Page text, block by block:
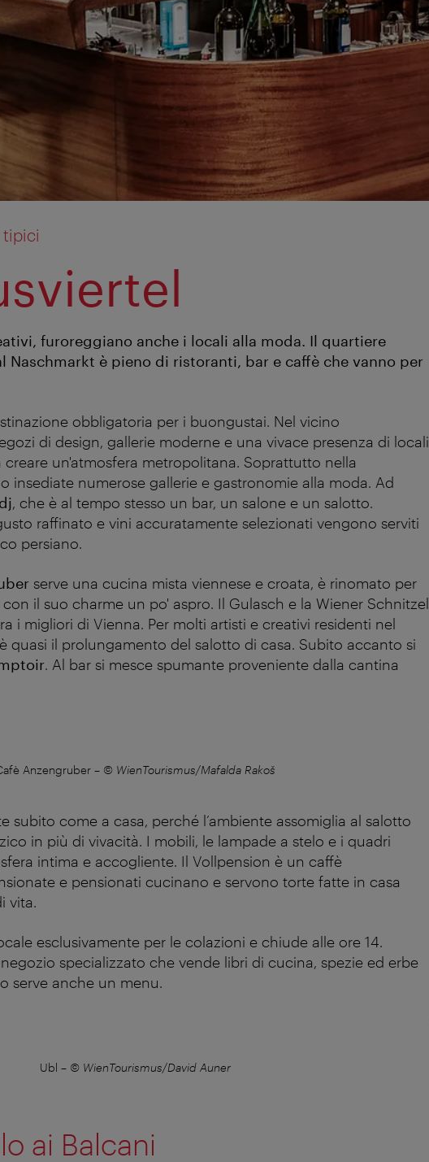
tipici
furoreggiano anche i locali alla moda. Il quartiere
Naschmarkt è pieno di ristoranti, bar e caffè che vanno per
obbligatoria per i buongustai. Nel vicino
di design, gallerie moderne e una vivace presenza di locali
un'atmosfera metropolitana. Soprattutto nella
insediate numerose gallerie e gastronomie alla moda. Ad
, che è al tempo stesso un bar, un salone e un salotto.
raffinato e vini accuratamente selezionati vengono serviti
persiano.
serve una cucina mista viennese e croata, è rinomato per
il suo charme un po' aspro. Il Gulasch e la Wiener Schnitzel
i migliori di Vienna. Per molti artisti e creativi residenti nel
quasi il prolungamento del salotto di casa. Subito accanto si
. Al bar si mesce spumante proveniente dalla cantina
Anzengruber– © WienTourismus/Mafalda Rakoš
subito come a casa, perché l’ambiente assomiglia al salotto
in più di vivacità. I mobili, le lampade a stelo e i quadri
intima e accogliente. Il Vollpension è un caffè
e pensionati cucinano e servono torte fatte in casa
vita.
esclusivamente per le colazioni e chiude alle ore 14.
specializzato che vende libri di cucina, spezie ed erbe
serve anche un menu.
Ubl – © WienTourismus/David Auner
ai Balcani